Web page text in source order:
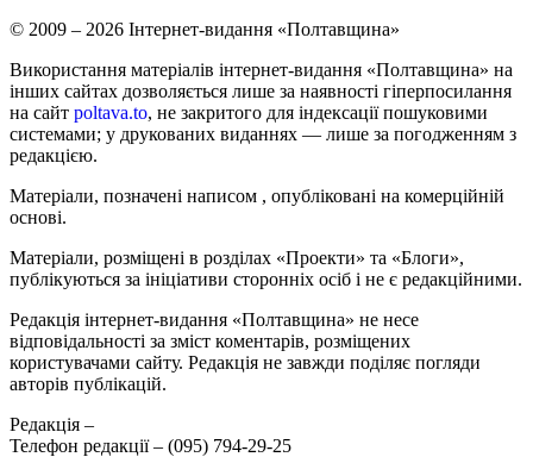
© 2009 – 2026 Інтернет-видання «Полтавщина»
Використання матеріалів інтернет-видання «Полтавщина» на
інших сайтах дозволяється лише за наявності гіперпосилання
на сайт poltava.to, не закритого для індексації пошуковими
системами; у друкованих виданнях — лише за погодженням з
редакцією.
Матеріали, позначені написом , опубліковані на комерційній
основі.
Матеріали, розміщені в розділах «Проекти» та «Блоги»,
публікуються за ініціативи сторонніх осіб і не є редакційними.
Редакція інтернет-видання «Полтавщина» не несе
відповідальності за зміст коментарів, розміщених
користувачами сайту. Редакція не завжди поділяє погляди
авторів публікацій.
Редакція –
Телефон редакції – (095) 794-29-25